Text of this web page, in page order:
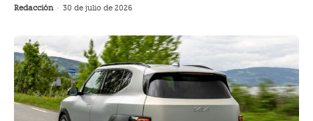
Redacción - 30 de julio de 2026